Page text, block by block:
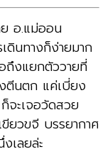
อ.แม่ออน
ดินทางก็ง่ายมาก
ถึงแยกตัววายที่
ตีนตก แค่เบี่ยง
จะเจอวัดสวย
ยวขจี บรรยากาศ
เลยล่ะ